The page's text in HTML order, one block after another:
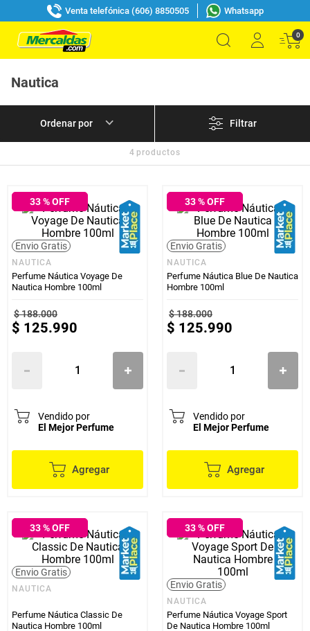
Venta telefónica (606) 8850505 Whatsapp
0
Nautica
Filtrar
4 productos
Envio Gratis
33% OFF
NAUTICA
Perfume Náutica Voyage De
Nautica Hombre 100ml
$188.000
$ 125.990
Vendido por
El Mejor Perfume
Agregar
Envio Gratis
33% OFF
NAUTICA
Perfume Náutica Blue De Nautica
Hombre 100ml
$188.000
$ 125.990
Vendido por
El Mejor Perfume
Agregar
Envio Gratis
33% OFF
NAUTICA
Perfume Náutica Classic De
Nautica Hombre 100ml
Envio Gratis
33% OFF
NAUTICA
Perfume Náutica Voyage Sport
De Nautica Hombre 100ml